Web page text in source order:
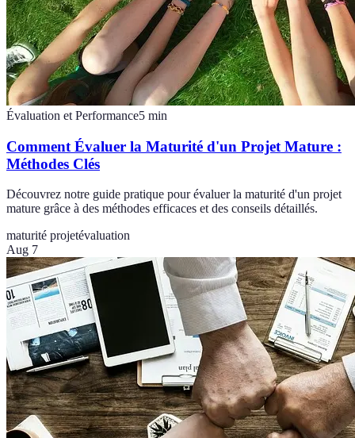
Évaluation et Performance5 min
Comment Évaluer la Maturité d'un Projet Mature :
Méthodes Clés
Découvrez notre guide pratique pour évaluer la maturité d'un projet
mature grâce à des méthodes efficaces et des conseils détaillés.
maturité projetévaluation
Aug 7